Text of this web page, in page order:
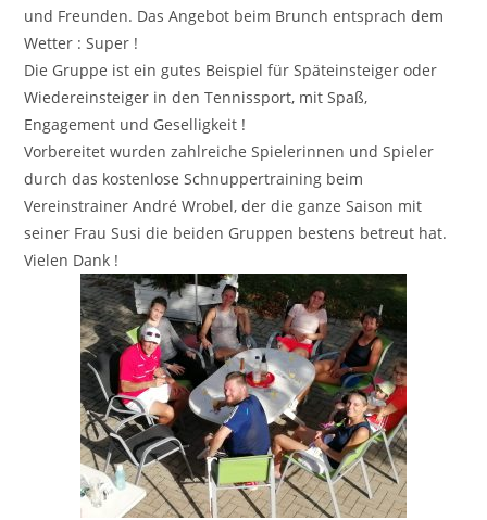
und Freunden. Das Angebot beim Brunch entsprach dem
Wetter : Super !
Die Gruppe ist ein gutes Beispiel für Späteinsteiger oder
Wiedereinsteiger in den Tennissport, mit Spaß,
Engagement und Geselligkeit !
Vorbereitet wurden zahlreiche Spielerinnen und Spieler
durch das kostenlose Schnuppertraining beim
Vereinstrainer André Wrobel, der die ganze Saison mit
seiner Frau Susi die beiden Gruppen bestens betreut hat.
Vielen Dank !